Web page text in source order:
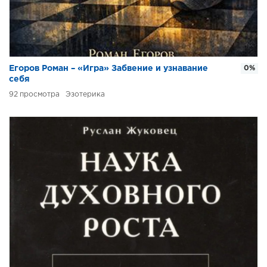
Егоров Роман – «Игра» Забвение и узнавание
себя
92 Эзотерика
0%